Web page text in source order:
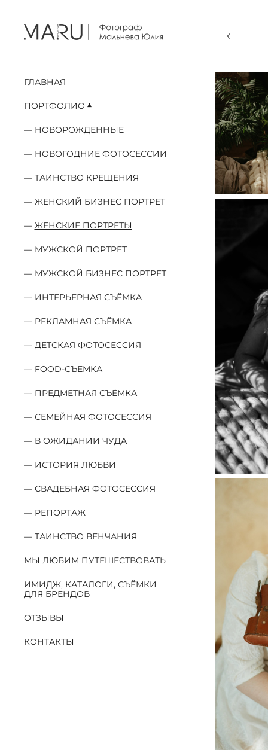
ГЛАВНАЯ
ПОРТФОЛИО
НОВОРОЖДЕННЫЕ
НОВОГОДНИЕ ФОТОСЕССИИ
ТАИНСТВО КРЕЩЕНИЯ
ЖЕНСКИЙ БИЗНЕС ПОРТРЕТ
ЖЕНСКИЕ ПОРТРЕТЫ
МУЖСКОЙ ПОРТРЕТ
МУЖСКОЙ БИЗНЕС ПОРТРЕТ
ИНТЕРЬЕРНАЯ СЪЁМКА
РЕКЛАМНАЯ СЪЁМКА
ДЕТСКАЯ ФОТОСЕССИЯ
FOOD-СЪЕМКА
ПРЕДМЕТНАЯ СЪЁМКА
СЕМЕЙНАЯ ФОТОСЕССИЯ
В ОЖИДАНИИ ЧУДА
ИСТОРИЯ ЛЮБВИ
СВАДЕБНАЯ ФОТОСЕССИЯ
РЕПОРТАЖ
ТАИНСТВО ВЕНЧАНИЯ
МЫ ЛЮБИМ ПУТЕШЕСТВОВАТЬ
ИМИДЖ, КАТАЛОГИ, СЪЁМКИ
ДЛЯ БРЕНДОВ
ОТЗЫВЫ
КОНТАКТЫ